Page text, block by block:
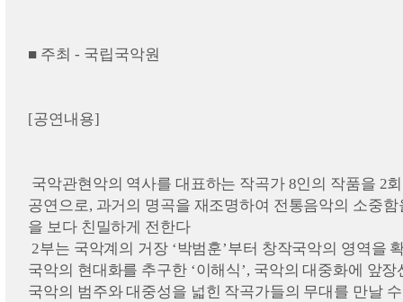
■ 주최 - 국립국악원
[공연내용]
국악관현악의 역사를 대표하는 작곡가 8인의 작품을 2
공연으로, 과거의 명곡을 재조명하여 전통음악의 소중
을 보다 친밀하게 전한다
2부는 국악계의 거장 ‘박범훈’부터 창작국악의 영역을
국악의 현대화를 추구한 ‘이해식’, 국악의 대중화에 앞
국악의 범주와 대중성을 넓힌 작곡가들의 무대를 만날